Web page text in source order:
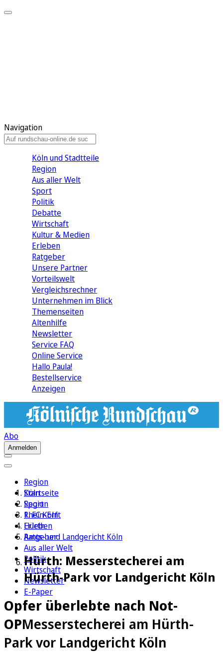
Navigation
Köln und Stadtteile
Region
Aus aller Welt
Sport
Politik
Debatte
Wirtschaft
Kultur & Medien
Erleben
Ratgeber
Unsere Partner
Vorteilswelt
Vergleichsrechner
Unternehmen im Blick
Themenseiten
Altenhilfe
Newsletter
Service FAQ
Online Service
Hallo Paula!
Bestellservice
Anzeigen
Abo
Anmelden
Region
Köln
Sport
1. FC Köln
Erleben
Ratgeber
Aus aller Welt
Politik
Wirtschaft
Newsletter
E-Paper
Startseite
Region
Rhein-Erft
Hürth
Amts- und Landgericht Köln
Hürth: Messerstecherei am
Hürth-Park vor Landgericht Köln
Opfer überlebte nach Not-
OPMesserstecherei am Hürth-
Park vor Landgericht Köln